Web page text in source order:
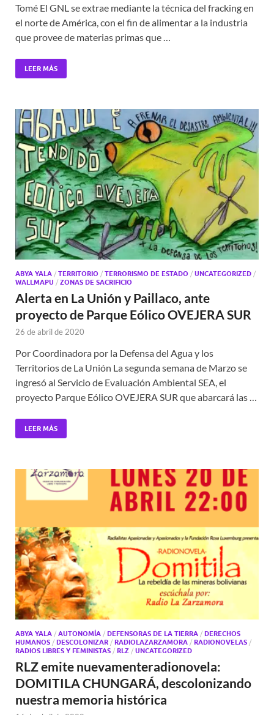
Tomé El GNL se extrae mediante la técnica del fracking en
el norte de América, con el fin de alimentar a la industria
que provee de materias primas que …
LEER MÁS
ABYA YALA / TERRITORIO / TERRORISMO DE ESTADO / UNCATEGORIZED /
WALLMAPU / ZONAS DE SACRIFICIO
Alerta en La Unión y Paillaco, ante
proyecto de Parque Eólico OVEJERA SUR
26 de abril de 2020
Por Coordinadora por la Defensa del Agua y los
Territorios de La Unión La segunda semana de Marzo se
ingresó al Servicio de Evaluación Ambiental SEA, el
proyecto Parque Eólico OVEJERA SUR que abarcará las …
LEER MÁS
ABYA YALA / AUTONOMÍA / DEFENSORAS DE LA TIERRA / DERECHOS
HUMANOS / DESCOLONIZAR / RADIOLAZARZAMORA / RADIONOVELAS /
RADIOS LIBRES Y FEMINISTAS / RLZ / UNCATEGORIZED
RLZ emite nuevamenteradionovela:
DOMITILA CHUNGARÁ, descolonizando
nuestra memoria histórica